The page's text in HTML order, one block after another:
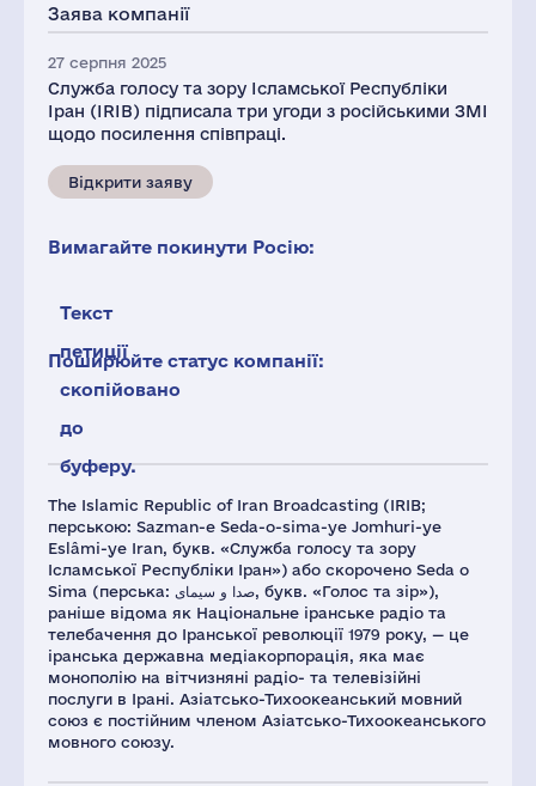
The Islamic Republic of Iran Broadcasting (IRIB;
перською: Sazman-e Seda-o-sima-ye Jomhuri-ye
Eslâmi-ye Iran, букв. «Служба голосу та зору
Ісламської Республіки Іран») або скорочено Seda o
Sima (перська: صدا و سیمای, букв. «Голос та зір»),
раніше відома як Національне іранське радіо та
телебачення до Іранської революції 1979 року, — це
іранська державна медіакорпорація, яка має
монополію на вітчизняні радіо- та телевізійні
послуги в Ірані. Азіатсько-Тихоокеанський мовний
союз є постійним членом Азіатсько-Тихоокеанського
мовного союзу.
Заява компанії
27 серпня 2025
Служба голосу та зору Ісламської Республіки
Іран (IRIB) підписала три угоди з російськими ЗМІ
щодо посилення співпраці.
Відкрити заяву
Вимагайте покинути Росію:
Текст
петиції
скопійовано
до
буферу.
Поширюйте статус компанії: